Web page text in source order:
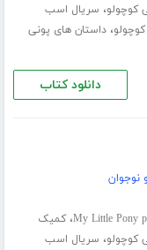
کوچولو، سریال اسب
،داستان های پونی
دانلود کتاب
،کمیک
کوچولو، سریال اسب